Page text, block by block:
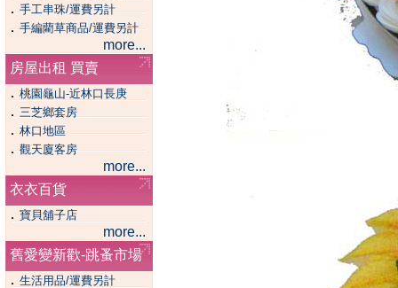
． 手工串珠/運費另計
．手編藺草商品/運費另計
more...
房屋出租 買賣
． 桃園龜山-近林口長庚
． 三芝鄉套房
． 林口地區
．觀天廈客房
more...
衣衣百貨
． 寶貝舖子店
more...
舊愛變新歡-跳蚤市場
． 生活用品/運費另計